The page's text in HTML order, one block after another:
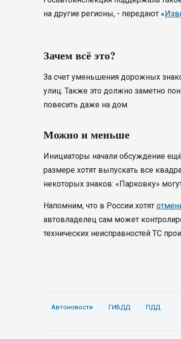
на другие регионы, - передают «
Зачем всё это?
За счет уменьшения дорожных
улиц. Также это должно заметно
повесить даже на дом.
Можно и меньше
Инициаторы начали обсуждение
размере хотят выпускать все
некоторых знаков: «Парковку»
Напомним, что в России хотят
автовладелец сам может
технических неисправностей ТС
Автоновости ГИБДД ПДД